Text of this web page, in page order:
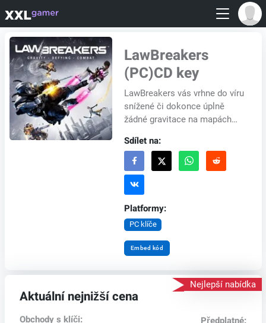
LawBreakers
(PC)CD key
LawBreakers vás vrhne do víru
snížené či dokonce úplně
žádné gravitace na mapách
Kromě týmové střílečky
můžete očekávat čás...
Sdílet na:
Platformy:
PC klíče
Embed kód
Nejlepší nabídka
Aktuální nejnižší cena
Obchody s klíči: